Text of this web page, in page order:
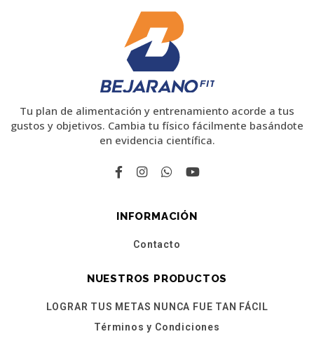
Tu plan de alimentación y entrenamiento acorde a tus
gustos y objetivos. Cambia tu físico fácilmente basándote
en evidencia científica.
INFORMACIÓN
Contacto
NUESTROS PRODUCTOS
LOGRAR TUS METAS NUNCA FUE TAN FÁCIL
Términos y Condiciones